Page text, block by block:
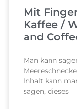
Mit
Kaffee /
and
Man kann
Inhalt kann
sagen, dieses